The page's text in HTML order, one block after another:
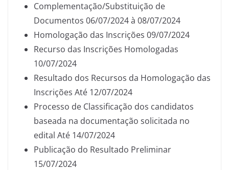
Complementação/Substituição de
Documentos 06/07/2024 à 08/07/2024
Homologação das Inscrições 09/07/2024
Recurso das Inscrições Homologadas
10/07/2024
Resultado dos Recursos da Homologação das
Inscrições Até 12/07/2024
Processo de Classificação dos candidatos
baseada na documentação solicitada no
edital Até 14/07/2024
Publicação do Resultado Preliminar
15/07/2024